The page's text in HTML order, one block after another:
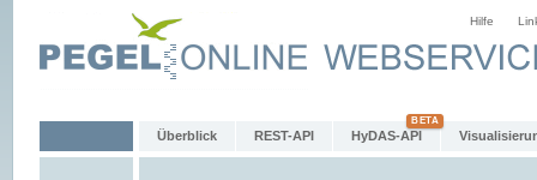
Hilfe
Überblick REST-API HyDAS-API